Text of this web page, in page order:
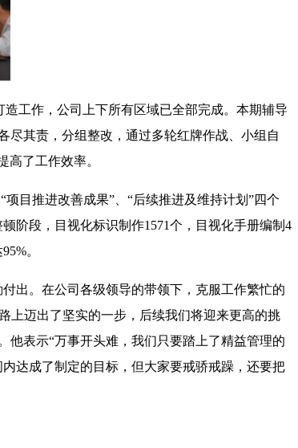
工作，公司上下所有区域已全部完成。本期辅导
尽其责，分组整改，通过多轮红牌作战、小组自
了工作效率。
目推进改善成果”、“后续推进及维持计划”四个
阶段，目视化标识制作1571个，目视化手册编制4
。
出。在公司各级领导的带领下，克服工作繁忙的
上迈出了坚实的一步，后续我们将迎来更高的挑
他表示“万事开头难，我们只要踏上了精益管理的
达成了制定的目标，但大家要戒骄戒躁，还要把